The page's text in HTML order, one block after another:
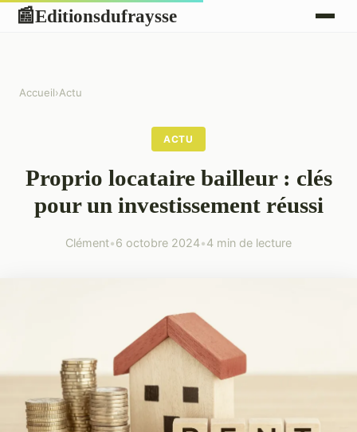
📰Editionsdufraysse
Accueil›Actu
ACTU
Proprio locataire bailleur : clés
pour un investissement réussi
Clément•6 octobre 2024•4 min de lecture